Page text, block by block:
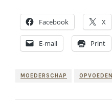
Facebook X
E-mail Print
MOEDERSCHAP OPVOEDEN